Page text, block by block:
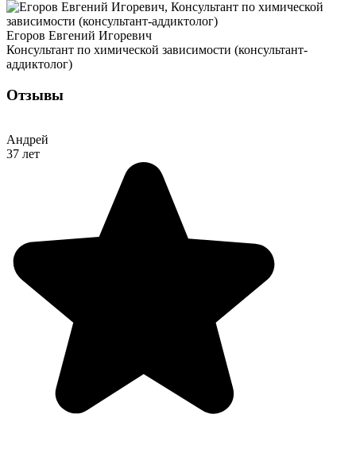
Егоров Евгений Игоревич
Консультант по химической зависимости (консультант-
аддиктолог)
Отзывы
Андрей
37 лет